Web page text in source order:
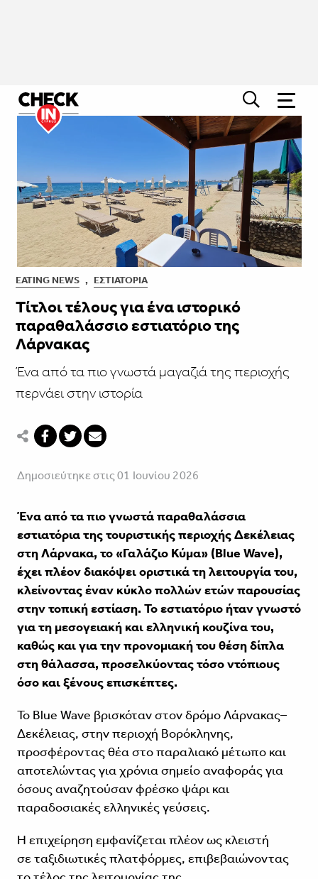
EATING NEWS , ΕΣΤΙΑΤΌΡΙΑ
Τίτλοι τέλους για ένα ιστορικό
παραθαλάσσιο εστιατόριο της
Λάρνακας
Ένα από τα πιο γνωστά μαγαζιά της περιοχής
περνάει στην ιστορία
Δημοσιεύτηκε στις 01 Ιουνίου 2026
Ένα από τα πιο γνωστά παραθαλάσσια
εστιατόρια της τουριστικής περιοχής Δεκέλειας
στη Λάρνακα, το «Γαλάζιο Κύμα» (Blue Wave),
έχει πλέον διακόψει οριστικά τη λειτουργία του,
κλείνοντας έναν κύκλο πολλών ετών παρουσίας
στην τοπική εστίαση. Το εστιατόριο ήταν γνωστό
για τη μεσογειακή και ελληνική κουζίνα του,
καθώς και για την προνομιακή του θέση δίπλα
στη θάλασσα, προσελκύοντας τόσο ντόπιους
όσο και ξένους επισκέπτες.
Το Blue Wave βρισκόταν στον δρόμο Λάρνακας–
Δεκέλειας, στην περιοχή Βορόκληνης,
προσφέροντας θέα στο παραλιακό μέτωπο και
αποτελώντας για χρόνια σημείο αναφοράς για
όσους αναζητούσαν φρέσκο ψάρι και
παραδοσιακές ελληνικές γεύσεις.
Η επιχείρηση εμφανίζεται πλέον ως κλειστή
σεταξιδιωτικές πλατφόρμες, επιβεβαιώνοντας